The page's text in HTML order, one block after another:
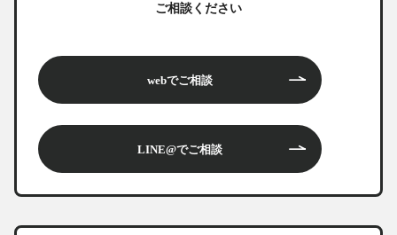
ご相談ください
webでご相談
LINE@でご相談